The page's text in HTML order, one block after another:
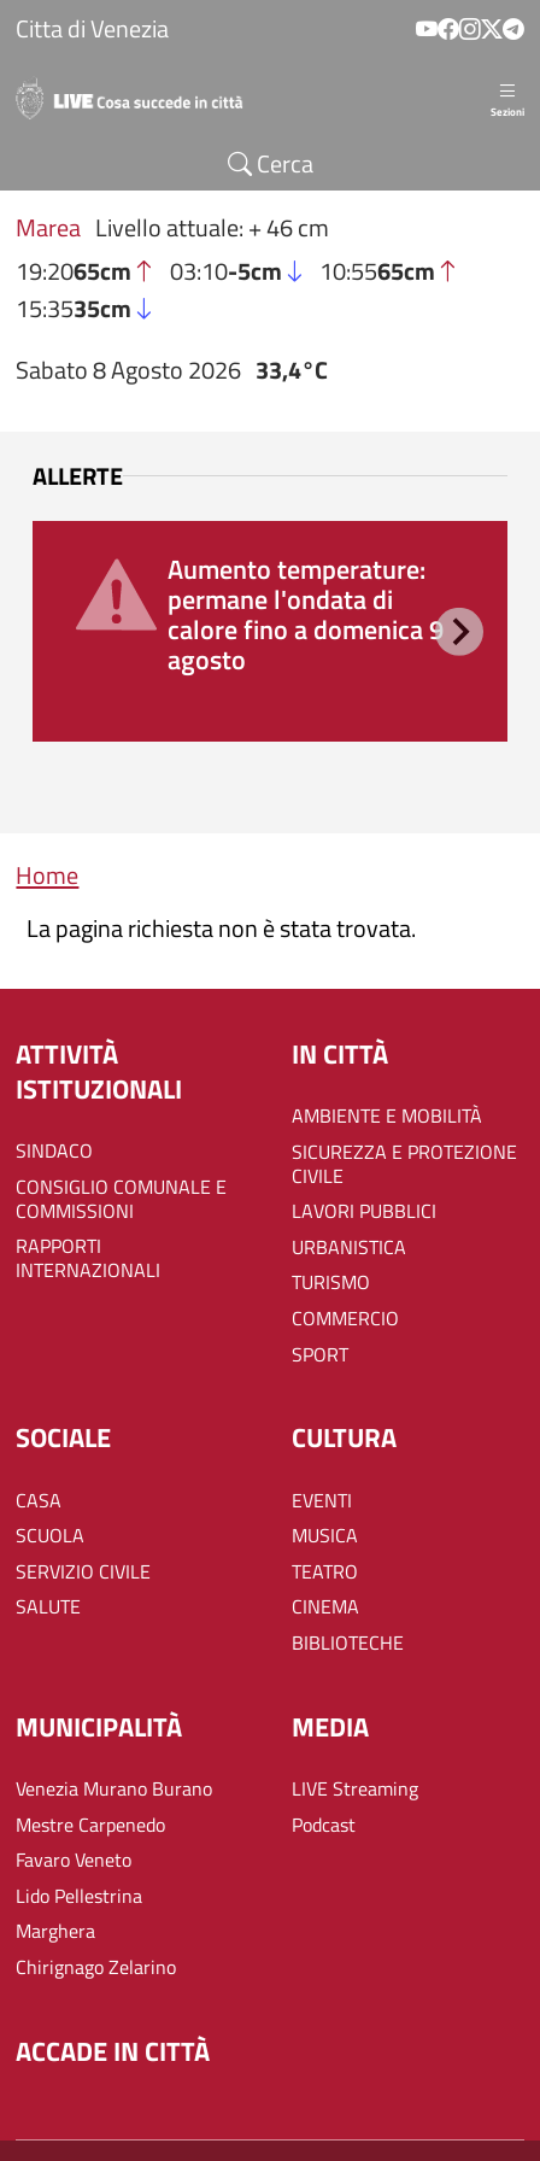
Salta al contenuto principale
Citta di Venezia
Sezioni
Cerca
Marea Livello attuale: + 46 cm
19:2065cm 03:10-5cm 10:5565cm
15:3535cm
Sabato 8 Agosto 2026 33,4°C
ALLERTE
Aumento temperature:
permane l'ondata di
calore fino a domenica 9
agosto
Briciole di pane
Home
La pagina richiesta non è stata trovata.
ATTIVITÀ
ISTITUZIONALI
SINDACO
CONSIGLIO COMUNALE E
COMMISSIONI
RAPPORTI
INTERNAZIONALI
IN CITTÀ
AMBIENTE E MOBILITÀ
SICUREZZA E PROTEZIONE
CIVILE
LAVORI PUBBLICI
URBANISTICA
TURISMO
COMMERCIO
SPORT
SOCIALE
CASA
SCUOLA
SERVIZIO CIVILE
SALUTE
CULTURA
EVENTI
MUSICA
TEATRO
CINEMA
BIBLIOTECHE
MUNICIPALITÀ
Venezia Murano Burano
Mestre Carpenedo
Favaro Veneto
Lido Pellestrina
Marghera
Chirignago Zelarino
MEDIA
LIVE Streaming
Podcast
ACCADE IN CITTÀ